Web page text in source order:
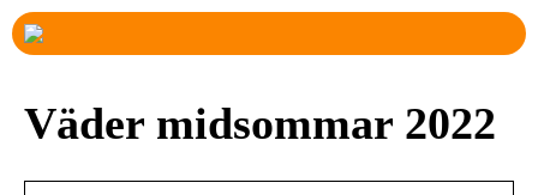
Väder midsommar 2022